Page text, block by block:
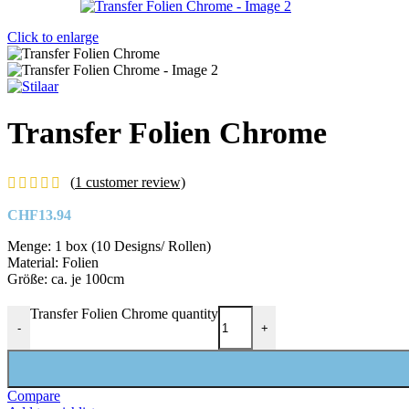
Click to enlarge
Transfer Folien Chrome
(1 customer review)
CHF13.94
Menge: 1 box (10 Designs/ Rollen)
Material: Folien
Größe: ca. je 100cm
-
Transfer Folien Chrome quantity
+
Compare